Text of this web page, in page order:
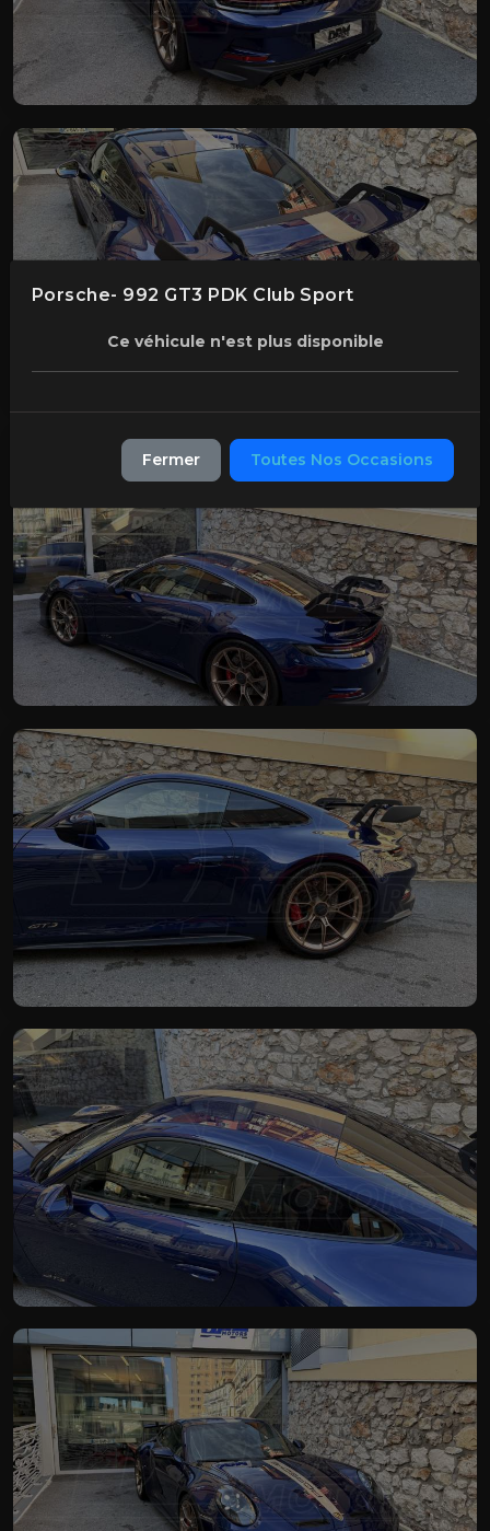
Porsche- 992 GT3 PDK Club Sport
Ce véhicule n'est plus disponible
Fermer Toutes Nos Occasions